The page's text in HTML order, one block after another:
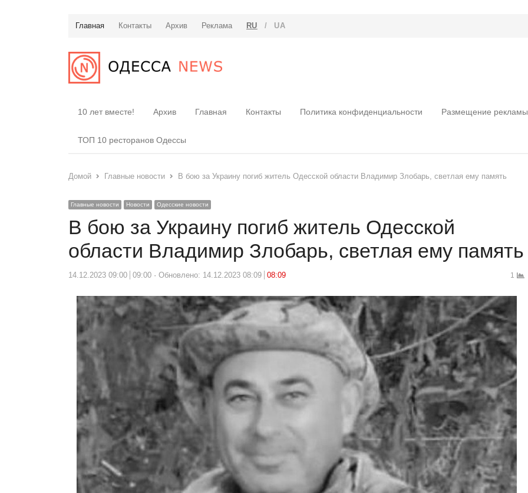
Главная Контакты Архив Реклама RU / UA
10 лет вместе! Архив Главная Контакты Политика конфиденциальности Размещение рекламы
ТОП 10 ресторанов Одессы
Домой Главные новости В бою за Украину погиб житель Одесской области Владимир Злобарь, светлая ему память
Главные новости Новости Одесские новости
В бою за Украину погиб житель Одесской
области Владимир Злобарь, светлая ему память
14.12.2023 09:00 09:00 Обновлено: 14.12.2023 08:09 08:09 1